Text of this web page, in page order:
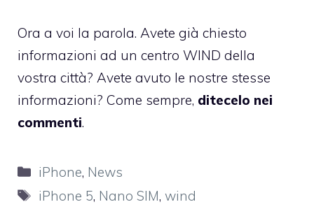
Ora a voi la parola. Avete già chiesto
informazioni ad un centro WIND della
vostra città? Avete avuto le nostre stesse
informazioni? Come sempre, ditecelo nei
commenti.
Categorie
iPhone, News
Tag
iPhone 5, Nano SIM,wind